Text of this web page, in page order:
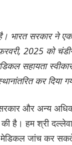
है। भारत सरकार ने
2025 को
सहायता
कर दिया
और अन्य
की है। हम श्री
जांच कर सकते